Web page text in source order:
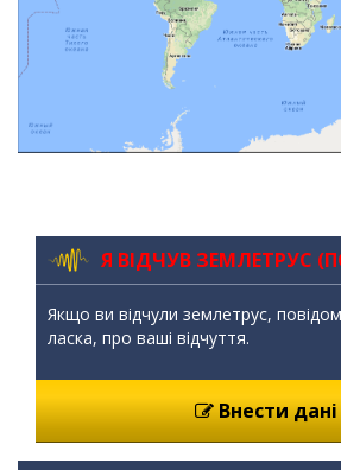
Я ВІДЧУВ ЗЕМЛЕТРУС
Якщо ви відчули землетрус,
ласка, про ваші відчуття.
Внести дані